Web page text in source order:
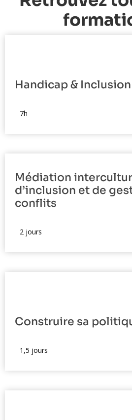
Handicap & Inclusion
7h
Médiation
d’inclusion et de
conflits
2 jours
Construire sa
1,5 jours